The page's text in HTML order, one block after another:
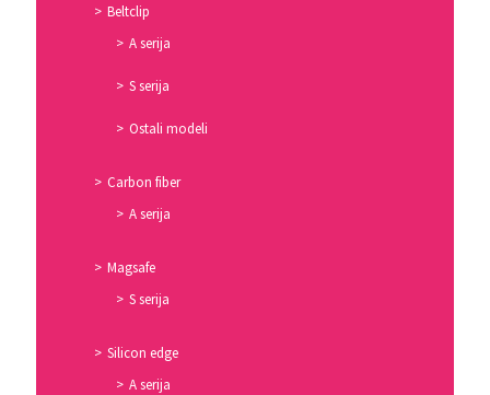
Beltclip
A serija
S serija
Ostali modeli
Carbon fiber
A serija
Magsafe
S serija
Silicon edge
A serija